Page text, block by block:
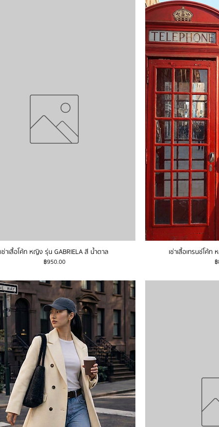
เช่าเสื้อโค้ท หญิง รุ่น GABRIELA สี น้ำตาล
ราคา
฿950.00
เช่าเสื้อเทรนช์โค้